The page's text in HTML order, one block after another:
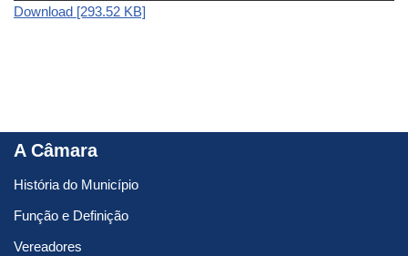
Download [293.52 KB]
A Câmara
História do Município
Função e Definição
Vereadores